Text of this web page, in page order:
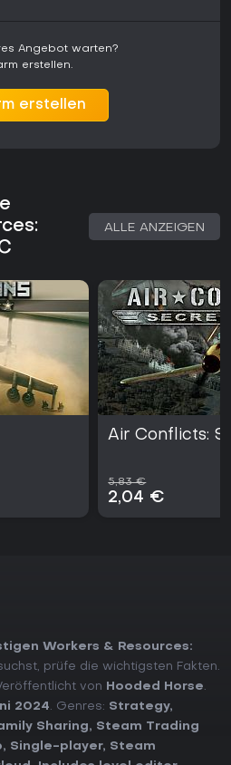
Angebot warten?
erstellen.
erstellen
ALLE ANZEIGEN
Air Conflicts:
5,83 €
2,04 €
Workers & Resources:
prüfe die wichtigsten Fakten.
von Hooded Horse.
2024. Genres: Strategy,
Sharing, Steam Trading
, Single-player, Steam